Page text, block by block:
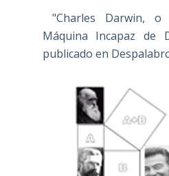
"Charles Darwin,
Máquina Incapaz de
publicado en